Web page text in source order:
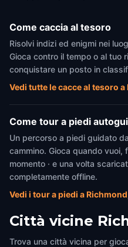
Come caccia al tesoro
Risolvi indizi ed enigmi nei
Gioca contro il tempo o al tuo
conquistare un posto in
Vedi tutte le cacce al tesoro a
Come tour a piedi
Un percorso a piedi guidato
cammino. Gioca quando vuoi,
momento · e una volta
completamente offline.
Vedi i tour a piedi a
Città vicine
Trova una città vicina per